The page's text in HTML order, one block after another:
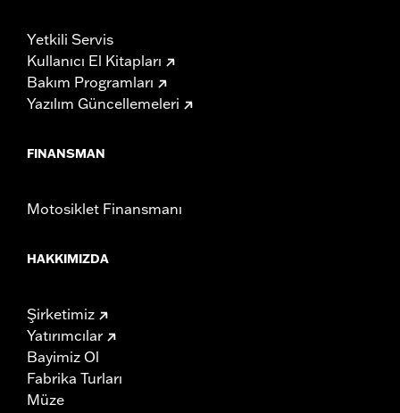
Yetkili Servis
Kullanıcı El Kitapları
Bakım Programları
Yazılım Güncellemeleri
FINANSMAN
Motosiklet Finansmanı
HAKKIMIZDA
Şirketimiz
Yatırımcılar
Bayimiz Ol
Fabrika Turları
Müze